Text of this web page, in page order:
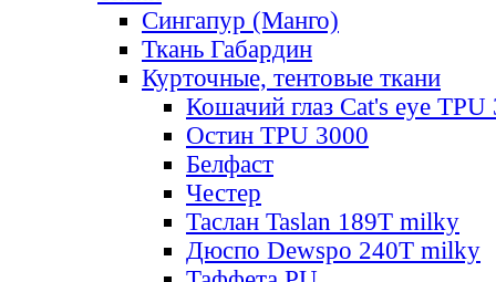
Сингапур (Манго)
Ткань Габардин
Курточные, тентовые ткани
Кошачий глаз Cat's eye TPU
Остин TPU 3000
Белфаст
Честер
Таслан Taslan 189T milky
Дюспо Dewspo 240T milky